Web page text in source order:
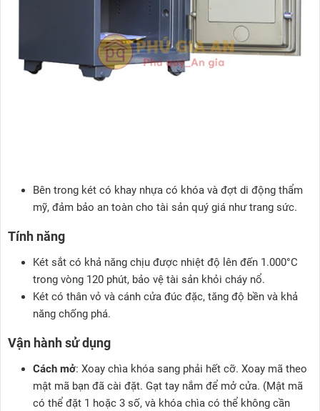
Bên trong két có khay nhựa có khóa và đợt di động thẩm
mỹ, đảm bảo an toàn cho tài sản quý giá như trang sức.
Tính năng
Két sắt có khả năng chịu được nhiệt độ lên đến 1.000°C
trong vòng 120 phút, bảo vệ tài sản khỏi cháy nổ.
Két có thân vỏ và cánh cửa đúc đặc, tăng độ bền và khả
năng chống phá.
Vận hành sử dụng
Cách mở: Xoay chìa khóa sang phải hết cỡ. Xoay mã theo
mật mã bạn đã cài đặt. Gạt tay nắm để mở cửa. (Mật mã
có thể đặt 1 hoặc 3 số, và khóa chìa có thể không cần